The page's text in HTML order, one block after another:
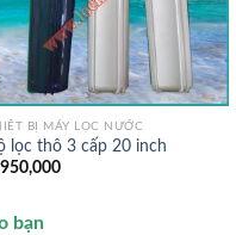
BỊ MÁY LỌC NƯỚC
lọc thô 3 cấp 20 inch
950,000
bạn